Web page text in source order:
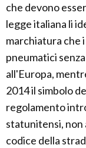
che devono
legge italiana li
marchiatura che
pneumatici
all'Europa,
2014 il simbolo
regolamento
statunitensi,
codice della